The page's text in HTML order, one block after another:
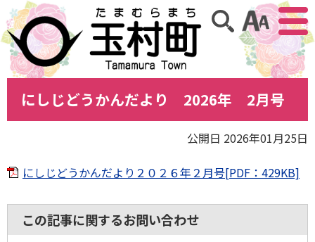
アクセ
サイト内検索
にしじどうかんだより 2026年 2月号
公開日 2026年01月25日
にしじどうかんだより２０２６年２月号[PDF：429KB]
この記事に関するお問い合わせ